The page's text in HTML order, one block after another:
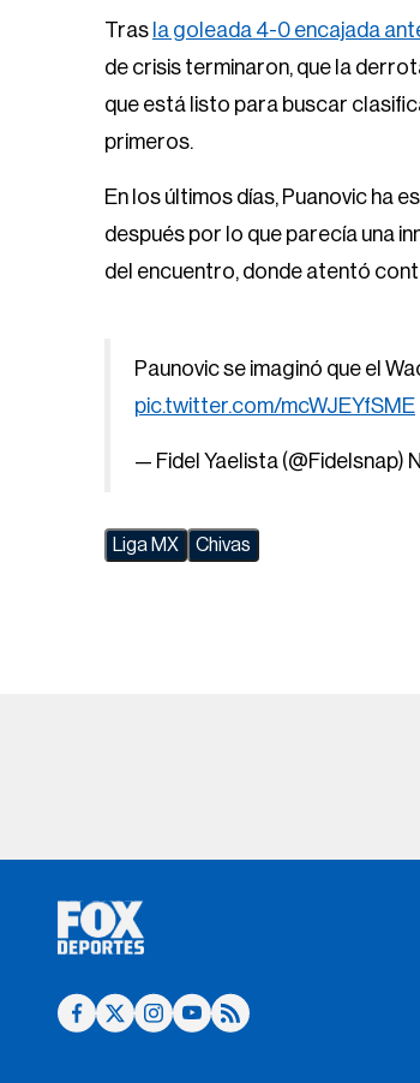
Tras la goleada 4-0 encajada
de crisis terminaron, que la
que está listo para buscar
primeros.
En los últimos días, Puanovic ha
después por lo que parecía una
del encuentro, donde atentó
Paunovic se imaginó que el
pic.twitter.com/mcWJEYfSME
— Fidel Yaelista (@Fidelsnap)
Liga MX Chivas